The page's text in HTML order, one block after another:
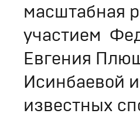
масштабная
участием
Евгения
Исинбаевой
известных